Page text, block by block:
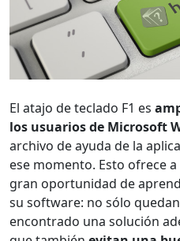
El atajo de teclado F1 es
los usuarios de Microsoft
archivo de ayuda de la
ese momento. Esto ofrece
gran oportunidad de
su software: no sólo
encontrado una solución